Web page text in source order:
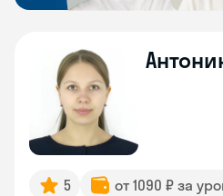
5 от 1090 ₽ за